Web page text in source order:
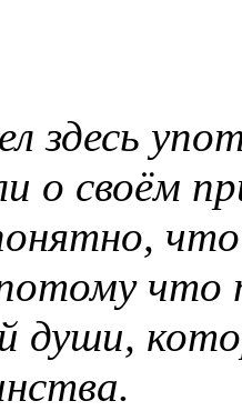
здесь
о своём
что
души,